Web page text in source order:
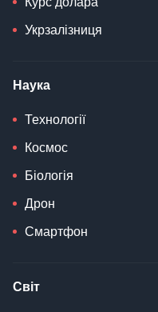
Укрзалізниця
Наука
Технології
Космос
Біологія
Дрон
Смартфон
Світ